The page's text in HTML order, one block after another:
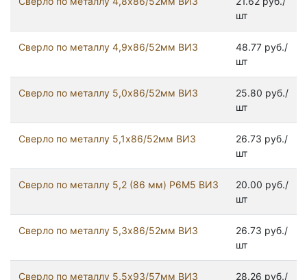
шт
Сверло по металлу 4,9х86/52мм ВИЗ
48.77 руб./
шт
Сверло по металлу 5,0х86/52мм ВИЗ
25.80 руб./
шт
Сверло по металлу 5,1х86/52мм ВИЗ
26.73 руб./
шт
Сверло по металлу 5,2 (86 мм) Р6М5 ВИЗ
20.00 руб./
шт
Сверло по металлу 5,3х86/52мм ВИЗ
26.73 руб./
шт
Сверло по металлу 5,5х93/57мм ВИЗ
28.26 руб./